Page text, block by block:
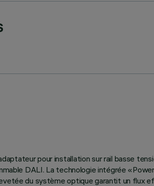
pour installation sur rail basse
DALI. La technologie intégrée
du système optique garantit un